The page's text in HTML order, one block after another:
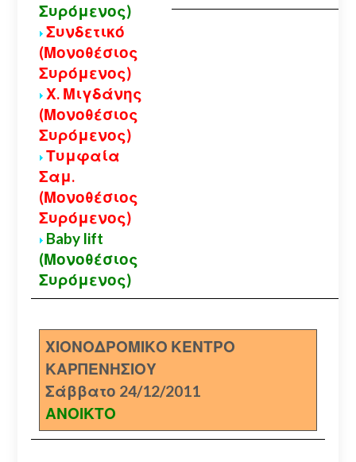
Συρόμενος)
Συνδετικό
(Μονοθέσιος
Συρόμενος)
Χ. Μιγδάνης
(Μονοθέσιος
Συρόμενος)
Τυμφαία
Σαμ.
(Μονοθέσιος
Συρόμενος)
Baby lift
(Μονοθέσιος
Συρόμενος)
ΧΙΟΝΟΔΡΟΜΙΚΟ ΚΕΝΤΡΟ
ΚΑΡΠΕΝΗΣΙΟΥ
Σάββατο 24/12/2011
ΑΝΟΙΚΤΟ